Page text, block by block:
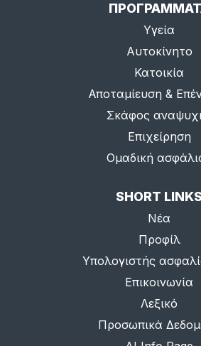
Υγεία
Αυτοκίνητο
Κατοικία
Αποταμίευση &
Σκάφος
Επιχείρηση
Ομαδική
SHORT LINKS
Νέα
Προφίλ
Υπολογιστής
Επικοινωνία
Λεξικό
Προσωπικά